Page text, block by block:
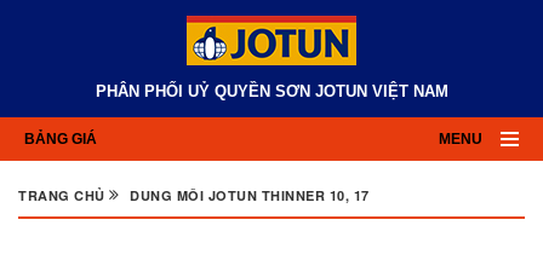
PHÂN PHỐI UỶ QUYỀN SƠN JOTUN VIỆT NAM
MENU
BẢNG GIÁ
TRANG CHỦ DUNG MÔI JOTUN THINNER 10, 17